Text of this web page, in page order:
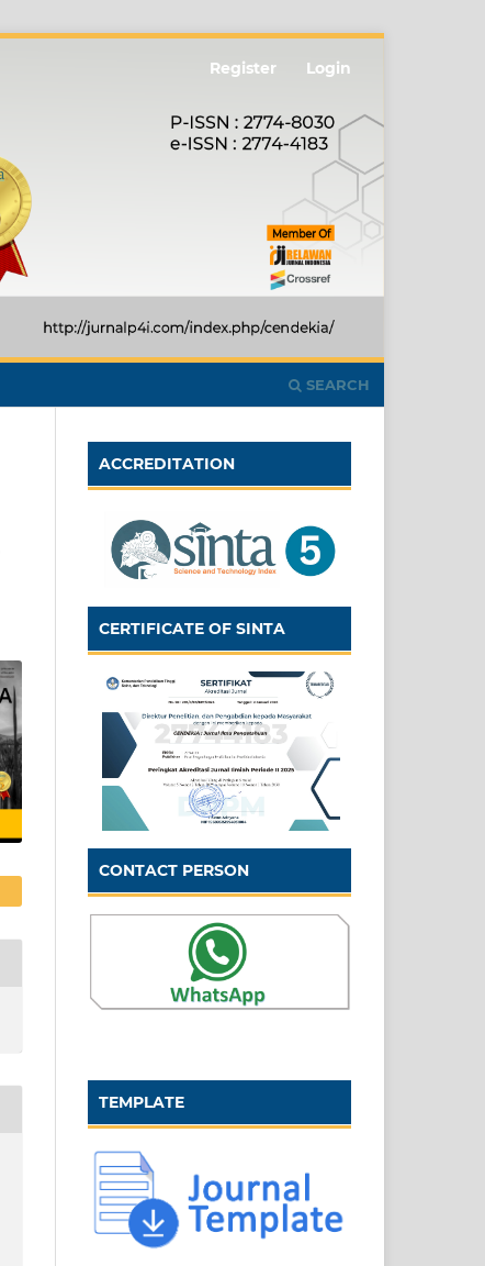
SEARCH
Register Login
ACCREDITATION
CERTIFICATE OF SINTA
CONTACT PERSON
TEMPLATE